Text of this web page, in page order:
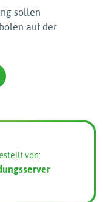
sollen
auf der
von: